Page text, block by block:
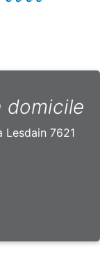
domicile
7621